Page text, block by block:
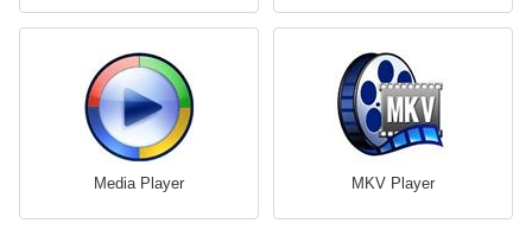
Media Player MKV Player